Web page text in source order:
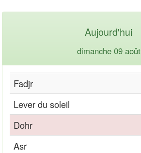
Aujourd'hui
dimanche 09 août
Fadjr
Lever du soleil
Dohr
Asr